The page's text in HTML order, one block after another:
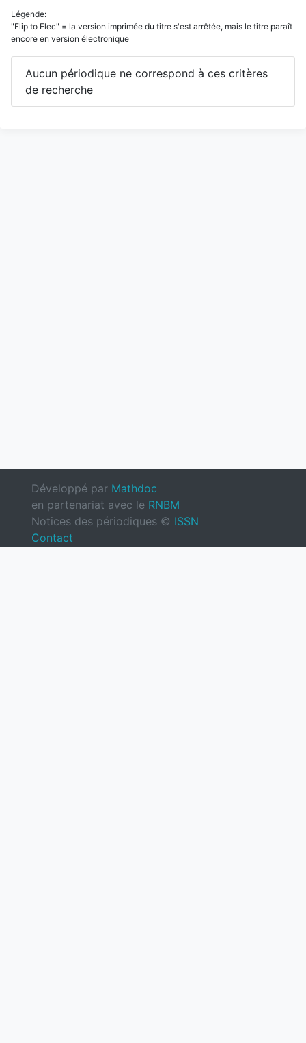
Légende:
"Flip to Elec" = la version imprimée du titre s'est arrêtée, mais le titre paraît
encore en version électronique
Aucun périodique ne correspond à ces critères
de recherche
Développé par Mathdoc
en partenariat avec le RNBM
Notices des périodiques © ISSN
Contact